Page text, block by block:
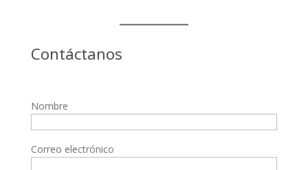
Contáctanos
Nombre
Correo electrónico